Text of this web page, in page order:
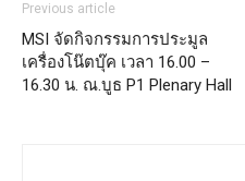
Previous article
MSI จัดกิจกรรมการประมูล
เครื่องโน๊ตบุ๊ค เวลา 16.00 –
16.30 น. ณ.บูธ P1 Plenary Hall